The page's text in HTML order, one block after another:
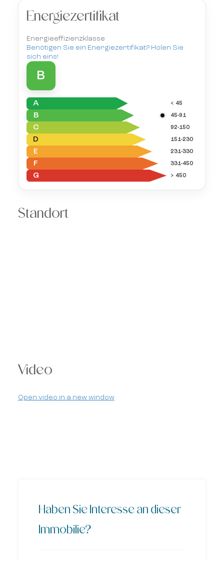
Energiezertifikat
Energieeffizienzklasse
Benötigen Sie ein Energiezertifikat? Holen Sie
sich eins!
B
A < 45
B 45-91
C 92-150
D 151-230
E 231-330
F 331-450
G > 450
Standort
Video
Open video in a new window
Haben Sie Interesse an dieser
Immobilie?